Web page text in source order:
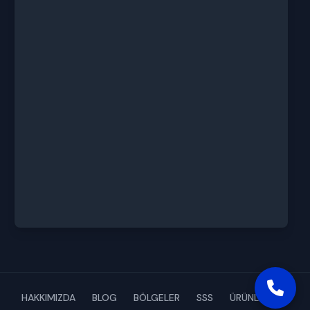
HAKKIMIZDA BLOG BÖLGELER SSS ÜRÜNLERİMİZ